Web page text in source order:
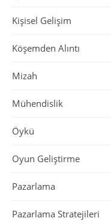
Kişisel Gelişim
Köşemden Alıntı
Mizah
Mühendislik
Öykü
Oyun Geliştirme
Pazarlama
Pazarlama Stratejileri